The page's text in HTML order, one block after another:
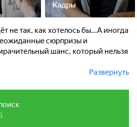
Кадры
не так, как хотелось бы...А иногда
сюрпризы и
шанс, который нельзя
Саше Козинцевой полагается
стерлингов! Но есть одно,
Но игра стоит свеч!...
Развернуть